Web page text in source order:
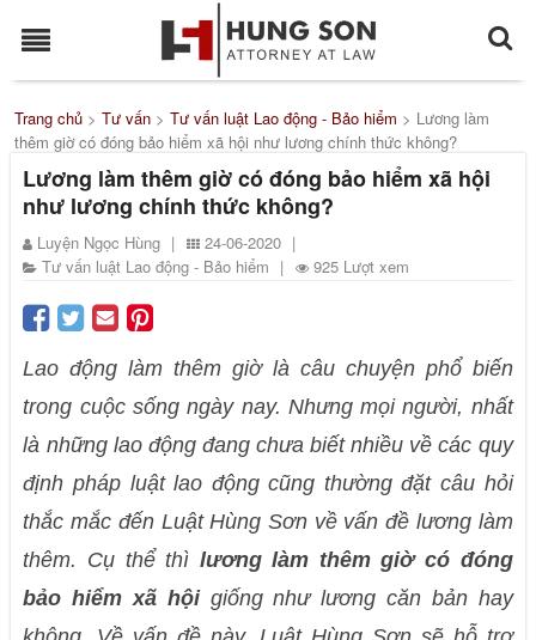
Trang chủ >Tư vấn >Tư vấn luật Lao động - Bảo hiểm > Lương làm
thêm giờ có đóng bảo hiểm xã hội như lương chính thức không?
Lương làm thêm giờ có đóng bảo hiểm xã hội
như lương chính thức không?
Luyện Ngọc Hùng | 24-06-2020 |
Tư vấn luật Lao động - Bảo hiểm | 925 Lượt xem
Lao động làm thêm giờ là câu chuyện phổ biến
trong cuộc sống ngày nay. Nhưng mọi người, nhất
là những lao động đang chưa biết nhiều về các quy
định pháp luật lao động cũng thường đặt câu hỏi
thắc mắc đến Luật Hùng Sơn về vấn đề lương làm
thêm. Cụ thể thì lương làm thêm giờ có đóng
bảo hiểm xã hộigiống như lương căn bản hay